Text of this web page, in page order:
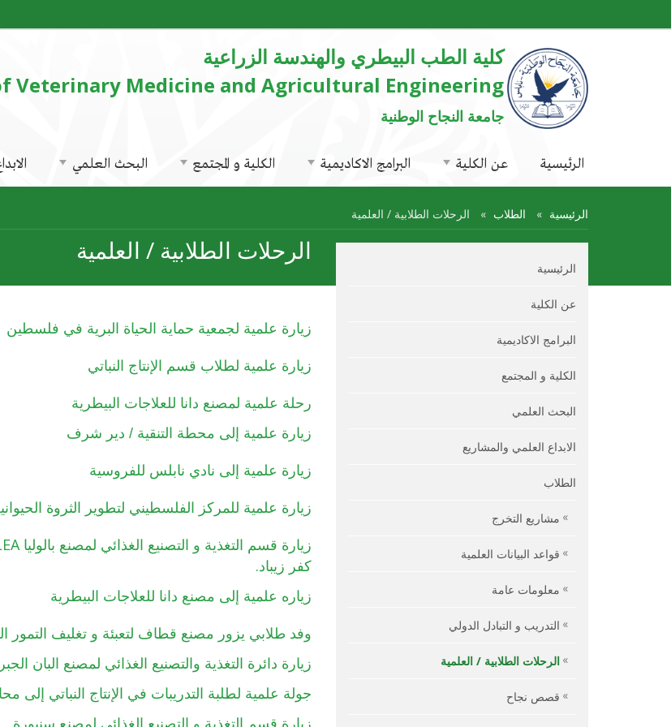
كلية الطب البيطري والهندسة الزراعية
Veterinary Medicine and Agricultural Engineering
جامعة النجاح الوطنية
الرئيسية عن الكلية البرامج الاكاديمية الكلية و المجتمع البحث العلمي
الرئيسية الطلاب الرحلات الطلابية / العلمية
الرحلات الطلابية / العلمية
زيارة علمية لجمعية حماية الحياة البرية في فلسطين
زيارة علمية لطلاب قسم الإنتاج النباتي
رحلة علمية لمصنع دانا للعلاجات البيطرية
زيارة علمية إلى محطة التنقية / دير شرف
زيارة علمية إلى نادي نابلس للفروسية
زيارة علمية للمركز الفلسطيني لتطوير الثروة
زيارة قسم التغذية و التصنيع الغذائي لمصنع بالوليا PALOLEA
كفر زيباد.
زياره علمية إلى مصنع دانا للعلاجات البيطرية
وفد طلابي يزور مصنع قطاف لتعبئة و تغليف التمور
زيارة دائرة التغذية والتصنيع الغذائي لمصنع البان
جولة علمية لطلبة التدريبات في الإنتاج النباتي
زيارة قسم التغذية و التصنيع الغذائي لمصنع سنيورة
الرئيسية
عن الكلية
البرامج الاكاديمية
الكلية و المجتمع
البحث العلمي
الابداع العلمي والمشاريع
الطلاب
مشاريع التخرج
قواعد البيانات العلمية
معلومات عامة
التدريب و التبادل الدولي
الرحلات الطلابية / العلمية
قصص نجاح